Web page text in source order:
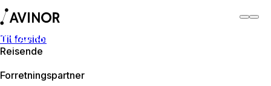
Til forside
Reisende
Forretningspartner
Om Avinor